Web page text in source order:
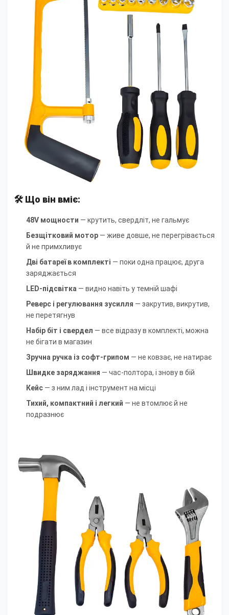
🛠️ Що він вміє:
48V мощности — крутить, свердліт, не гальмує
Безщітковий мотор — живе довше, не перегрівається
й не примхливує
Дві батареї в комплекті — поки одна працює, друга
заряджається
LED-підсвітка — видно навіть у темній шафі
Реверс і регулювання зусилля — закрутив, викрутив,
не перетягнув
Набір біт і свердел — все відразу в комплекті, можна
не бігати в магазин
Зручна ручка із софт-грипом — не ковзає, не натирає
Швидке заряджання — час-полтора, і знову в бій
Кейс — з ним лад і інструмент на місці
Тихий, компактний і легкий — не втомлює й не
подразнює